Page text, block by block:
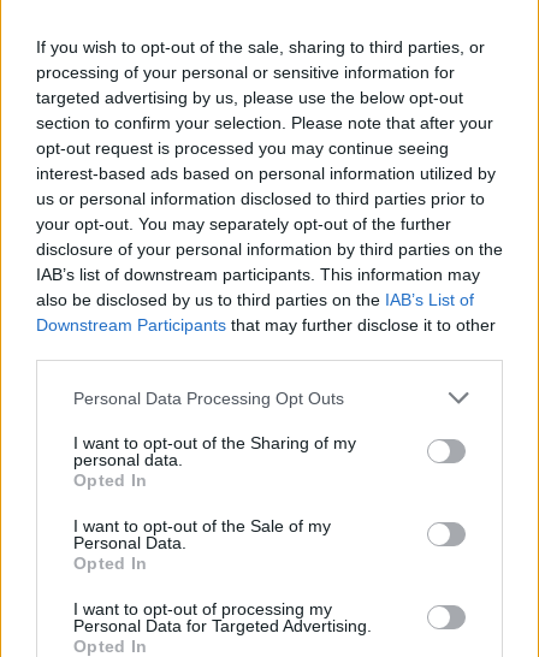
If you wish to opt-out of the sale, sharing to third parties, or
processing of your personal or sensitive information for
targeted advertising by us, please use the below opt-out
section to confirm your selection. Please note that after your
opt-out request is processed you may continue seeing
interest-based ads based on personal information utilized by
us or personal information disclosed to third parties prior to
your opt-out. You may separately opt-out of the further
disclosure of your personal information by third parties on the
IAB’s list of downstream participants. This information may
also be disclosed by us to third parties on the IAB’s List of
Downstream Participants that may further disclose it to other
Personal Data Processing Opt Outs
I want to opt-out of the Sharing of my
personal data.
Opted In
I want to opt-out of the Sale of my
Personal Data.
Opted In
I want to opt-out of processing my
Personal Data for Targeted Advertising.
Opted In
Жареные баклажаны в банке
ПОДРОБНЕЕ